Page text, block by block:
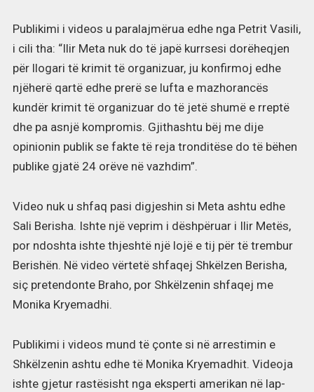
Publikimi i videos u paralajmërua edhe nga Petrit Vasili,
i cili tha: “Ilir Meta nuk do të japë kurrsesi dorëheqjen
për llogari të krimit të organizuar, ju konfirmoj edhe
njëherë qartë edhe prerë se lufta e mazhorancës
kundër krimit të organizuar do të jetë shumë e rreptë
dhe pa asnjë kompromis. Gjithashtu bëj me dije
opinionin publik se fakte të reja tronditëse do të bëhen
publike gjatë 24 orëve në vazhdim”.
Video nuk u shfaq pasi digjeshin si Meta ashtu edhe
Sali Berisha. Ishte një veprim i dëshpëruar i Ilir Metës,
por ndoshta ishte thjeshtë një lojë e tij për të trembur
Berishën. Në video vërtetë shfaqej Shkëlzen Berisha,
siç pretendonte Braho, por Shkëlzenin shfaqej me
Monika Kryemadhi.
Publikimi i videos mund të çonte si në arrestimin e
Shkëlzenin ashtu edhe të Monika Kryemadhit. Videoja
ishte gjetur rastësisht nga eksperti amerikan në lap-